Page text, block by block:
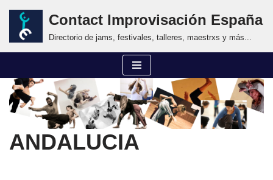
Saltar
Contact Improvisación España
Directorio de jams, festivales, talleres, maestrxs y más...
ANDALUCIA